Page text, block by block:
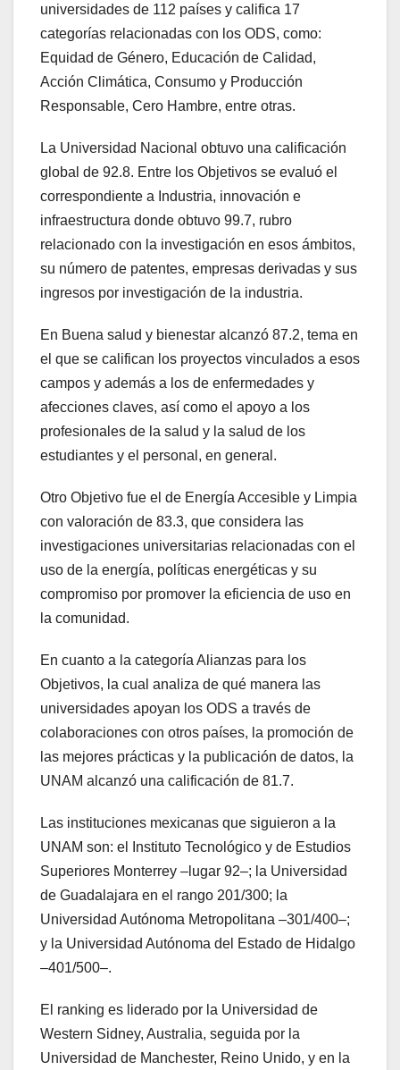
universidades de 112 países y califica 17
categorías relacionadas con los ODS, como:
Equidad de Género, Educación de Calidad,
Acción Climática, Consumo y Producción
Responsable, Cero Hambre, entre otras.
La Universidad Nacional obtuvo una calificación
global de 92.8. Entre los Objetivos se evaluó el
correspondiente a Industria, innovación e
infraestructura donde obtuvo 99.7, rubro
relacionado con la investigación en esos ámbitos,
su número de patentes, empresas derivadas y sus
ingresos por investigación de la industria.
En Buena salud y bienestar alcanzó 87.2, tema en
el que se califican los proyectos vinculados a esos
campos y además a los de enfermedades y
afecciones claves, así como el apoyo a los
profesionales de la salud y la salud de los
estudiantes y el personal, en general.
Otro Objetivo fue el de Energía Accesible y Limpia
con valoración de 83.3, que considera las
investigaciones universitarias relacionadas con el
uso de la energía, políticas energéticas y su
compromiso por promover la eficiencia de uso en
la comunidad.
En cuanto a la categoría Alianzas para los
Objetivos, la cual analiza de qué manera las
universidades apoyan los ODS a través de
colaboraciones con otros países, la promoción de
las mejores prácticas y la publicación de datos, la
UNAM alcanzó una calificación de 81.7.
Las instituciones mexicanas que siguieron a la
UNAM son: el Instituto Tecnológico y de Estudios
Superiores Monterrey –lugar 92–; la Universidad
de Guadalajara en el rango 201/300; la
Universidad Autónoma Metropolitana –301/400–;
y la Universidad Autónoma del Estado de Hidalgo
–401/500–.
El ranking es liderado por la Universidad de
Western Sidney, Australia, seguida por la
Universidad de Manchester, Reino Unido, y en la